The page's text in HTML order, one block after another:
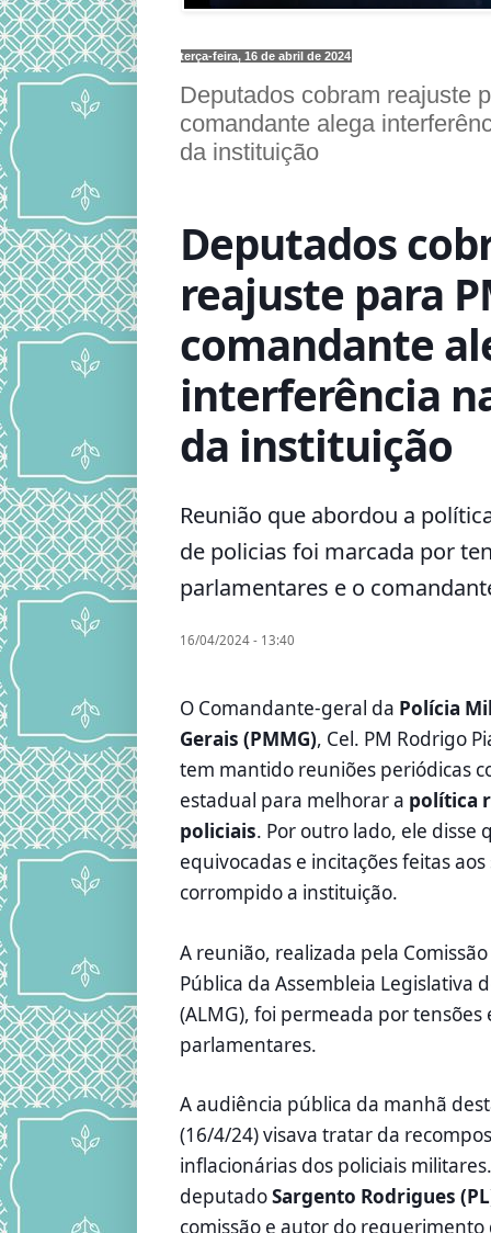
terça-feira, 16 de abril de 2024
Deputados cobram reajuste
comandante alega
da instituição
Deputados
reajuste para
comandante
interferência
da instituição
Reunião que abordou a
de policias foi marcada por
parlamentares e o
16/04/2024 - 13:40
O Comandante-geral da Polícia
Gerais (PMMG), Cel. PM Rodrigo
tem mantido reuniões periódicas
estadual para melhorar a política
policiais. Por outro lado, ele disse
equivocadas e incitações feitas
corrompido a instituição.
A reunião, realizada pela
Pública da Assembleia Legislativa
(ALMG), foi permeada por tensões
parlamentares.
A audiência pública da manhã
(16/4/24) visava tratar da
inflacionárias dos policiais
deputadoSargento Rodrigues
comissão e autor do